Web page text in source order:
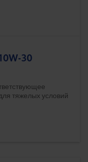
30
тяжелых условий